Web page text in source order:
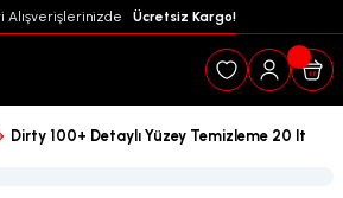
Alışverişlerinizde Ücretsiz Kargo!
Geri Dön
Dirty 100+ Detaylı Yüzey Temizleme 20 lt